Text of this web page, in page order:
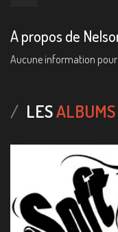
A propos de
Aucune information
LESALBUMS